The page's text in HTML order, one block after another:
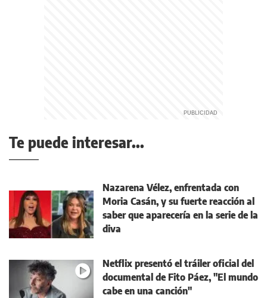
Te puede interesar...
Nazarena Vélez, enfrentada con
Moria Casán, y su fuerte reacción al
saber que aparecería en la serie de la
diva
Netflix presentó el tráiler oficial del
documental de Fito Páez, "El mundo
cabe en una canción"